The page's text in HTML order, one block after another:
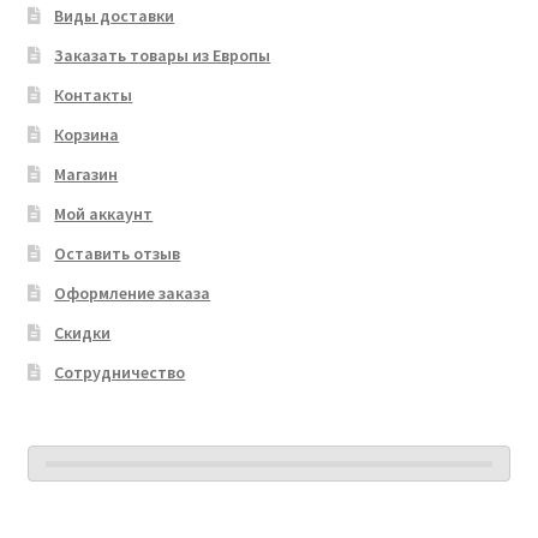
Виды доставки
Заказать товары из Европы
Контакты
Корзина
Магазин
Мой аккаунт
Оставить отзыв
Оформление заказа
Скидки
Сотрудничество